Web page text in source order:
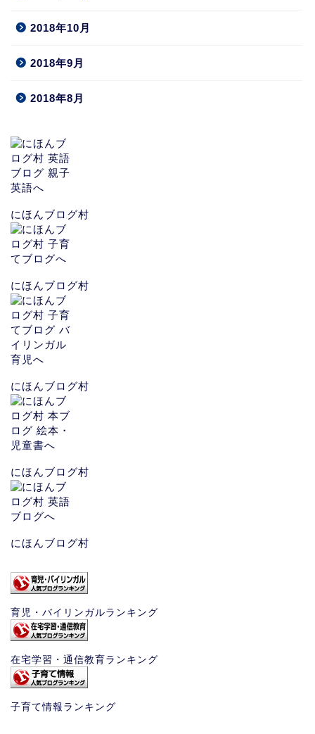
2018年10月
2018年9月
2018年8月
にほんブログ村
にほんブログ村
にほんブログ村
にほんブログ村
にほんブログ村
育児・バイリンガルランキング
在宅学習・通信教育ランキング
子育て情報ランキング